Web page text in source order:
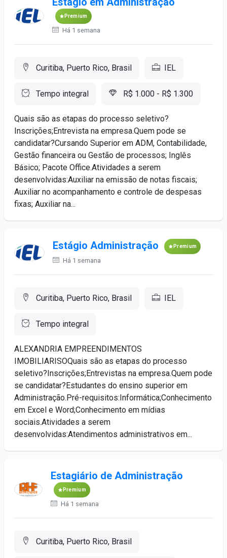
Premium
Há 1 semana
Curitiba, Puerto Rico, Brasil IEL
Tempo integral R$ 1.000 - R$ 1.300
Quais são as etapas do processo seletivo?
Inscrições;Entrevista na empresa.Quem pode se
candidatar?Cursando Superior em ADM, Contabilidade,
Gestão financeira ou Gestão de processos; Inglês
Básico; Pacote Office.Atividades a serem
desenvolvidas:Auxiliar na emissão de notas fiscais;
Auxiliar no acompanhamento e controle de despesas
fixas; Auxiliar na...
Estágio Administração Premium
Há 1 semana
Curitiba, Puerto Rico, Brasil IEL
Tempo integral
ALEXANDRIA EMPREENDIMENTOS
IMOBILIARISOQuais são as etapas do processo
seletivo?Inscrições;Entrevistas na empresa.Quem pode
se candidatar?Estudantes do ensino superior em
Administração.Pré-requisitos:Informática;Conhecimento
em Excel e Word;Conhecimento em mídias
sociais.Atividades a serem
desenvolvidas:Atendimentos administrativos em...
Estagiário de Administração
Premium
Há 1 semana
Curitiba, Puerto Rico, Brasil